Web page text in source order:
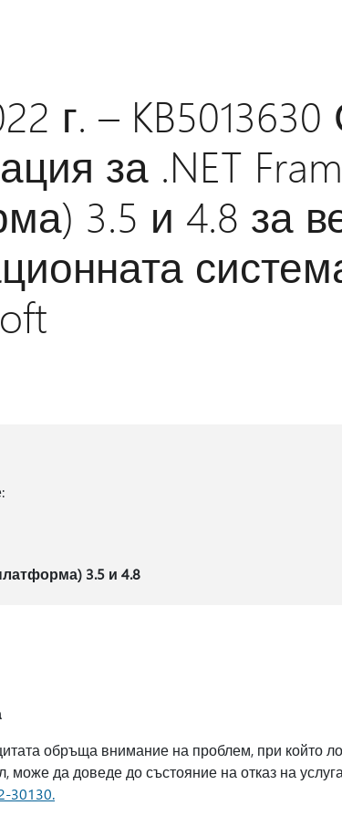
г. –
за .NET
3.5 и 4.8 за
3.5 и 4.8
обръща внимание на проблем, при който
да доведе до състояние на отказ на
30130.